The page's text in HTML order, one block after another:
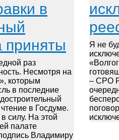
в
приняты
раз
Несмотря на
которым
в последние
в Госдуме.
силу. На этой
палате
Владимиру
Я не
– СРО